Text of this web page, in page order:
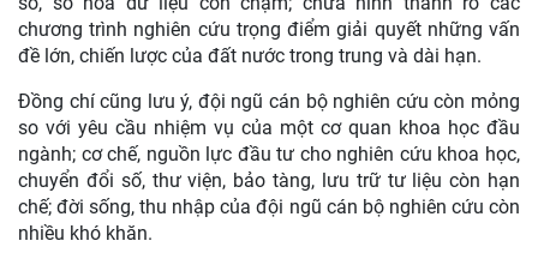
Đồng chí Nguyễn Thanh Nghị đặc biệt nhấn mạnh yêu cầu
đổi mới mạnh mẽ tư duy hoạt động theo hướng lấy chất
chủ yếu; tăng cường nghiên cứu liên ngành, nghiên cứu dự
báo, nghiên cứu chính sách; tập trung vào những vấn đề
lớn, khó, mới và nhạy cảm đặt ra từ thực tiễn phát triển đất
nước và bối cảnh quốc tế.
Bên cạnh những kết quả đạt được, đồng chí Nguyễn Thanh